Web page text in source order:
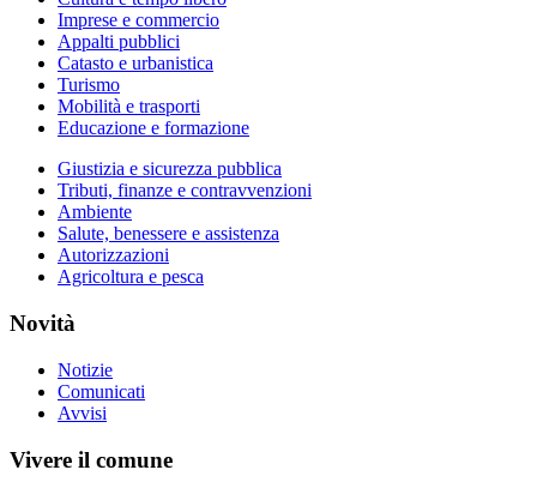
Imprese e commercio
Appalti pubblici
Catasto e urbanistica
Turismo
Mobilità e trasporti
Educazione e formazione
Giustizia e sicurezza pubblica
Tributi, finanze e contravvenzioni
Ambiente
Salute, benessere e assistenza
Autorizzazioni
Agricoltura e pesca
Novità
Notizie
Comunicati
Avvisi
Vivere il comune